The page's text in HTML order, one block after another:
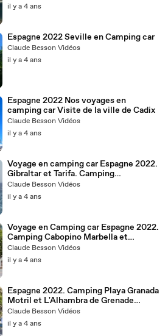
il y a 4 ans
Espagne 2022 Seville en Camping car
Claude Besson Vidéos
il y a 4 ans
Espagne 2022 Nos voyages en
camping car Visite de la ville de Cadix
Claude Besson Vidéos
il y a 4 ans
Voyage en camping car Espagne 2022.
Gibraltar et Tarifa. Camping
Valdevaqueros .
Claude Besson Vidéos
il y a 4 ans
Voyage en Camping car Espagne 2022.
Camping Cabopino Marbella et
Caminito del Rey
Claude Besson Vidéos
il y a 4 ans
Espagne 2022. Camping Playa Granada
Motril et L'Alhambra de Grenade
Voyages en camping car espagne
Claude Besson Vidéos
il y a 4 ans